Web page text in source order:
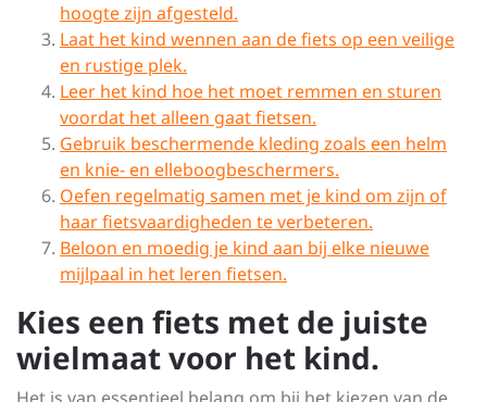
hoogte zijn afgesteld.
Laat het kind wennen aan de fiets op een veilige
en rustige plek.
Leer het kind hoe het moet remmen en sturen
voordat het alleen gaat fietsen.
Gebruik beschermende kleding zoals een helm
en knie- en elleboogbeschermers.
Oefen regelmatig samen met je kind om zijn of
haar fietsvaardigheden te verbeteren.
Beloon en moedig je kind aan bij elke nieuwe
mijlpaal in het leren fietsen.
Kies een fiets met de juiste
wielmaat voor het kind.